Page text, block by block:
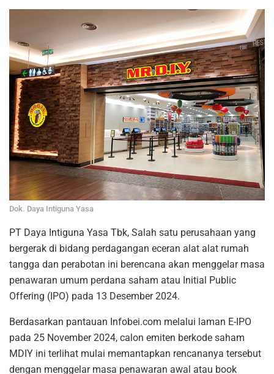
Dok. Daya Intiguna Yasa
PT Daya Intiguna Yasa Tbk, Salah satu perusahaan yang
bergerak di bidang perdagangan eceran alat alat rumah
tangga dan perabotan ini berencana akan menggelar masa
penawaran umum perdana saham atau Initial Public
Offering (IPO) pada 13 Desember 2024.
Berdasarkan pantauan Infobei.com melalui laman E-IPO
pada 25 November 2024, calon emiten berkode saham
MDIY ini terlihat mulai memantapkan rencananya tersebut
dengan menggelar masa penawaran awal atau book